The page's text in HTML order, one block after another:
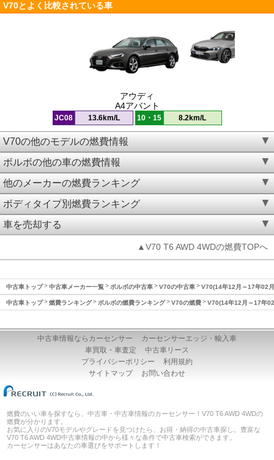
V70とよく比較されている車
アウディ
A4アバント
JC08 13.6km/L 10・15 8.2km/L
V70の他のモデルの燃費情報
ボルボの他の車の燃費情報
他のメーカーの燃費ランキング
ボディタイプ別燃費ランキング
車を売却する
▲V70 T6 AWD 4WDの燃費TOPへ
中古車トップ 中古車メーカー一覧 ボルボの中古車 V70の中古車 V70(14年12月～17年02
中古車トップ 燃費ランキング ボルボの燃費ランキング V70の燃費 V70(14年12月～17年
中古車情報ならカーセンサー
カーセンサーエッジ・輸入車
車買取・車査定
中古車リース
プライバシーポリシー
利用規約
サイトマップ
お問い合わせ
燃費のいい車を探すなら、中古車・中古車情報のカーセンサー！V70 T6 AWD 4WDの
燃費が分かります。
お気に入りのV70モデルやグレードを見つけたら、お得・納得の中古車探し。豊富な
V70 T6 AWD 4WD中古車情報の中から様々な条件で中古車検索ができます。
カーセンサーはあなたの車選びをサポートします！